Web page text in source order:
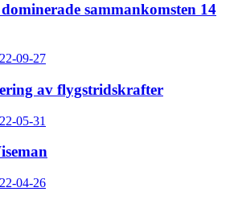
sammankomsten 14
09-27
av flygstridskrafter
05-31
04-26